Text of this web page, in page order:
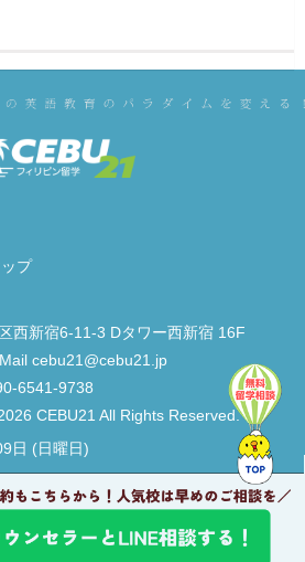
プ
西新宿6-11-3 Dタワー西新宿 16F
cebu21@cebu21.jp
6541-9738
CEBU21 All Rights Reserved.
日 (日曜日)